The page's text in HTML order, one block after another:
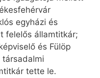
egyházi és
felelős államtitkár;
és Fülöp
tette le.